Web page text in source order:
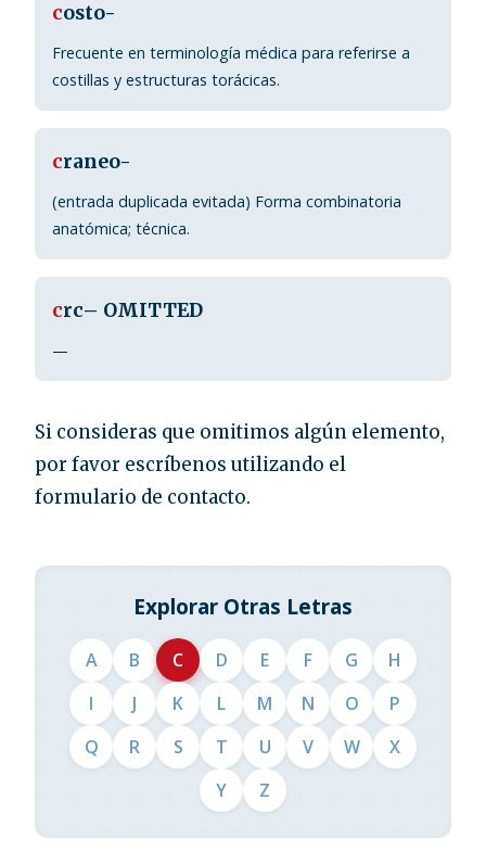
costo-
Frecuente en terminología médica para referirse a
costillas y estructuras torácicas.
craneo-
(entrada duplicada evitada) Forma combinatoria
anatómica; técnica.
crc– OMITTED
—
Si consideras que omitimos algún elemento,
por favor escríbenos utilizando el
formulario de contacto.
Explorar Otras Letras
A B C D E F G
H
I
J K L M N O
P
Q
R S T U V W
X
Y
Z